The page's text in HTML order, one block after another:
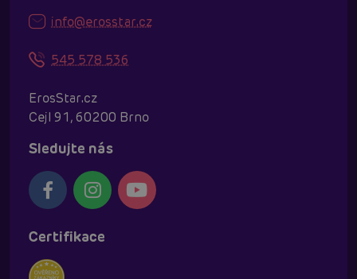
info@erosstar.cz
545 578 536
ErosStar.cz
Cejl 91, 60200 Brno
Sledujte nás
Certifikace